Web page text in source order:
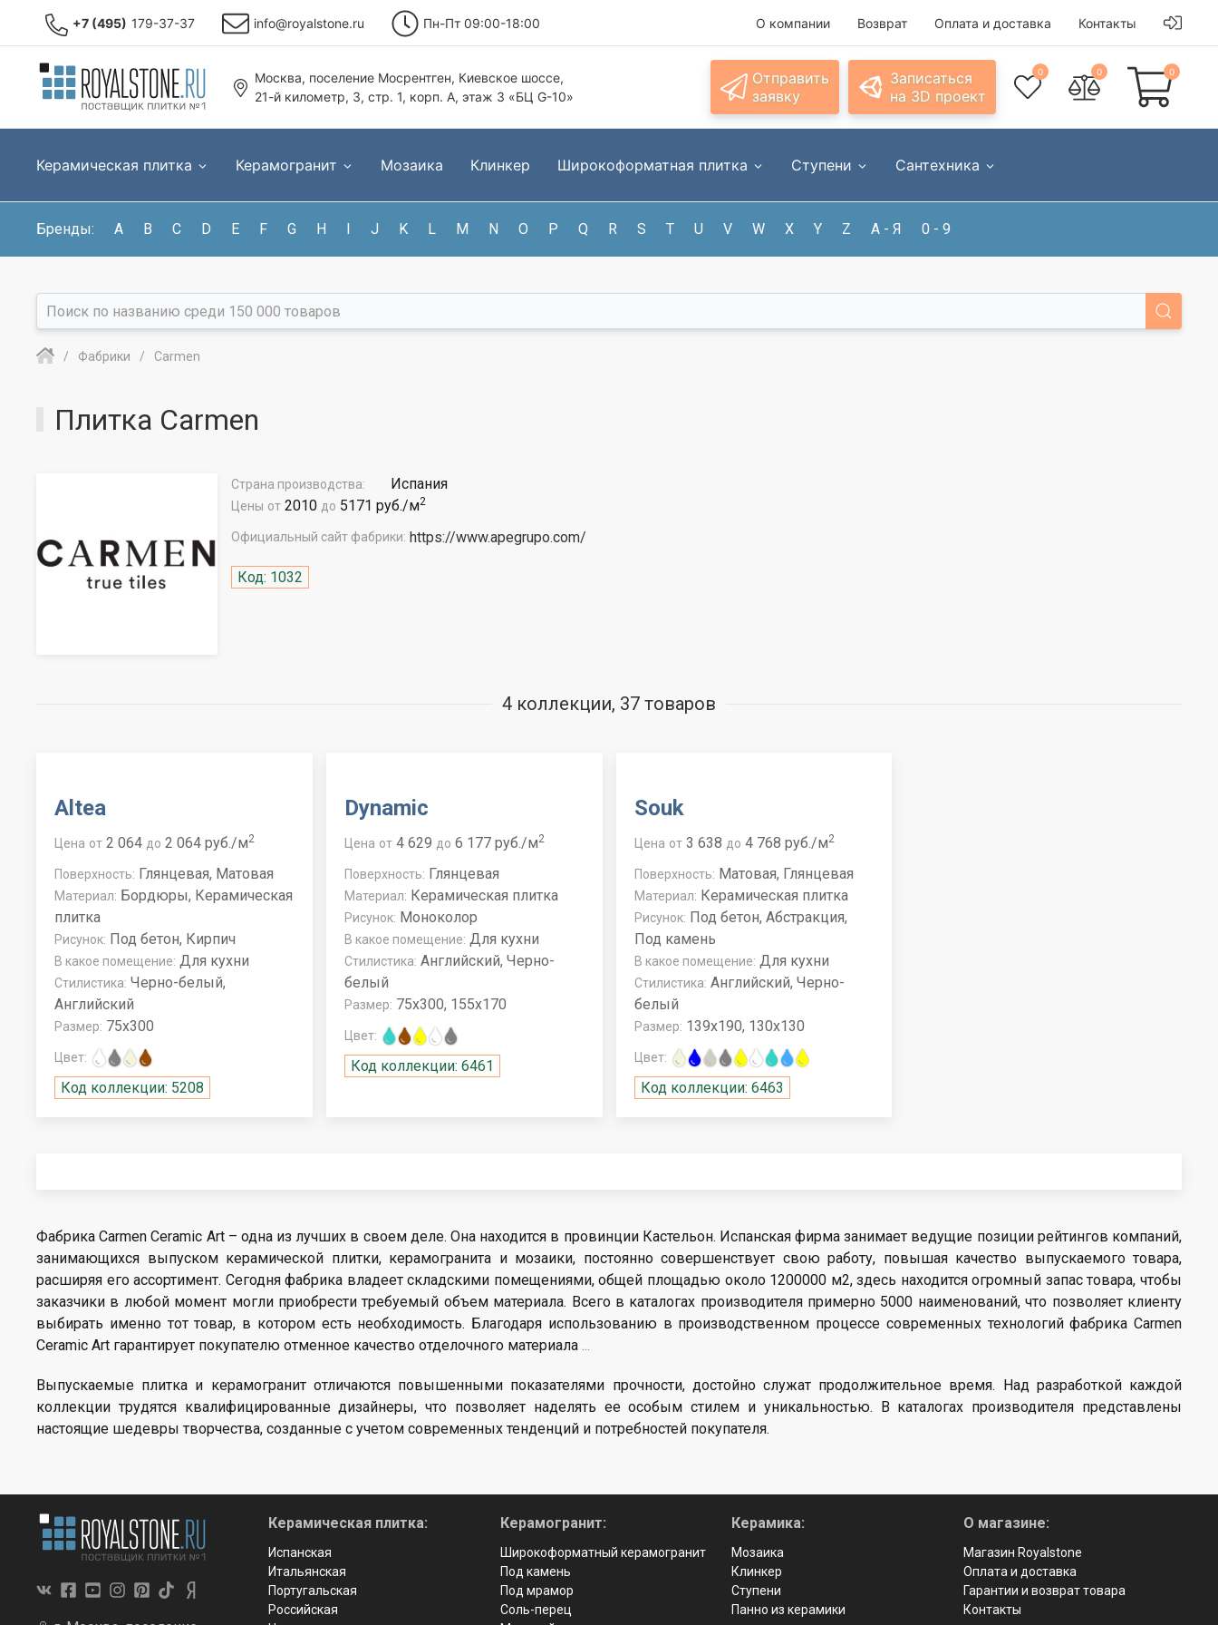
+7 (495) 179-37-37 info@royalstone.ru Пн-Пт 09:00-18:00 О компании Возврат Оплата и доставка Контакты
Москва, поселение Мосрентген, Киевское шоссе,
21-й километр, 3, стр. 1, корп. А, этаж 3 «БЦ G-10»
Отправить
заявку
Записаться
на 3D проект
0 0 0
Керамическая плитка Керамогранит Мозаика Клинкер Широкоформатная плитка Ступени Сантехника
Бренды: A B C D E F G H I J K L M N O P Q R S T U V W X Y Z А - Я 0 - 9
Фабрики Carmen
Плитка Carmen
Страна производства: Испания
Цены от 2010 до 5171 руб./м2
Официальный сайт фабрики: https://www.apegrupo.com/
Код: 1032
4 коллекции, 37 товаров
Altea
Цена от 2 064 до 2 064 руб./м2
Поверхность: Глянцевая, Матовая
Материал: Бордюры, Керамическая
плитка
Рисунок: Под бетон, Кирпич
В какое помещение: Для кухни
Стилистика: Черно-белый,
Английский
Размер: 75x300
Цвет:
Код коллекции: 5208
Dynamic
Цена от4 629 до 6 177 руб./м2
Поверхность: Глянцевая
Материал: Керамическая плитка
Рисунок: Моноколор
В какое помещение: Для кухни
Стилистика: Английский, Черно-
белый
Размер: 75x300, 155x170
Цвет:
Код коллекции: 6461
Souk
Цена от3 638 до 4 768 руб./м2
Поверхность: Матовая, Глянцевая
Материал: Керамическая плитка
Рисунок: Под бетон, Абстракция,
Под камень
В какое помещение: Для кухни
Стилистика: Английский, Черно-
белый
Размер: 139x190, 130x130
Цвет:
Код коллекции: 6463
Фабрика Carmen Ceramic Art – одна из лучших в своем деле. Она находится в провинции Кастельон. Испанская фирма занимает ведущие позиции рейтингов компаний,
занимающихся выпуском керамической плитки, керамогранита и мозаики, постоянно совершенствует свою работу, повышая качество выпускаемого товара,
расширяя его ассортимент. Сегодня фабрика владеет складскими помещениями, общей площадью около 1200000 м2, здесь находится огромный запас товара, чтобы
заказчики в любой момент могли приобрести требуемый объем материала. Всего в каталогах производителя примерно 5000 наименований, что позволяет клиенту
выбирать именно тот товар, в котором есть необходимость. Благодаря использованию в производственном процессе современных технологий фабрика Carmen
Ceramic Art гарантирует покупателю отменное качество отделочного материала ...
Выпускаемые плитка и керамогранит отличаются повышенными показателями прочности, достойно служат продолжительное время. Над разработкой каждой
коллекции трудятся квалифицированные дизайнеры, что позволяет наделять ее особым стилем и уникальностью. В каталогах производителя представлены
настоящие шедевры творчества, созданные с учетом современных тенденций и потребностей покупателя.
Керамическая плитка:
Испанская
Итальянская
Португальская
Российская
Керамогранит:
Широкоформатный керамогранит
Под камень
Под мрамор
Соль-перец
Керамика:
Мозаика
Клинкер
Ступени
Панно из керамики
О магазине:
Магазин Royalstone
Оплата и доставка
Гарантии и возврат товара
Контакты